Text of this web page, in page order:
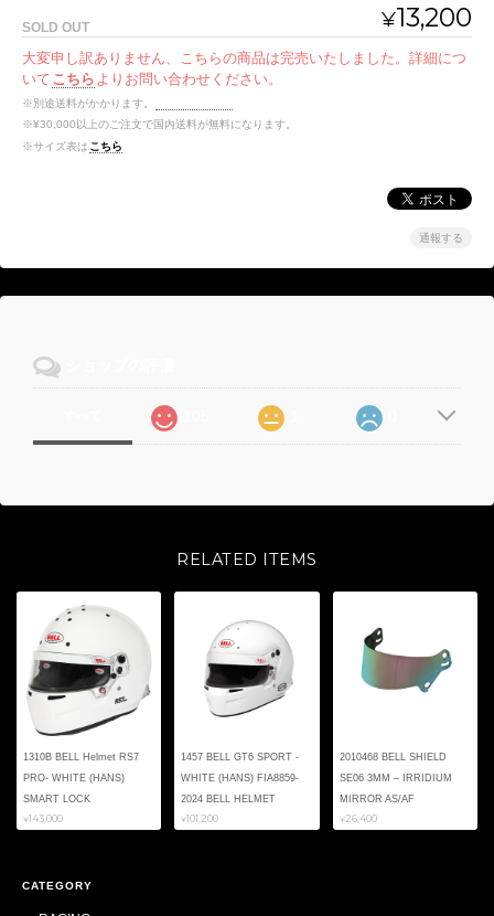
¥13,200
SOLD OUT
大変申し訳ありません、こちらの商品は完売いたしました。詳細につ
いて こちら よりお問い合わせください。
※別途送料がかかります。
※¥30,000以上のご注文で国内送料が無料になります。
※サイズ表は こちら
通報する
RELATED ITEMS
1310B BELL Helmet RS7
PRO- WHITE (HANS)
SMART LOCK
¥143,000
1457 BELL GT6 SPORT -
WHITE (HANS) FIA8859-
2024 BELL HELMET
¥101,200
2010468 BELL SHIELD
SE06 3MM – IRRIDIUM
MIRROR AS/AF
¥26,400
CATEGORY